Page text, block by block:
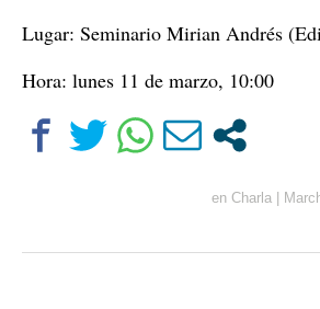
Lugar: Seminario Mirian Andrés
Hora: lunes 11 de marzo, 10:00
en Charla |